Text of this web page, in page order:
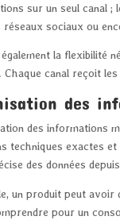
sur un seul canal
réseaux sociaux ou
également la flexibilité
Chaque canal reçoit
des
des informations
techniques exactes
des données
un produit peut
pour un